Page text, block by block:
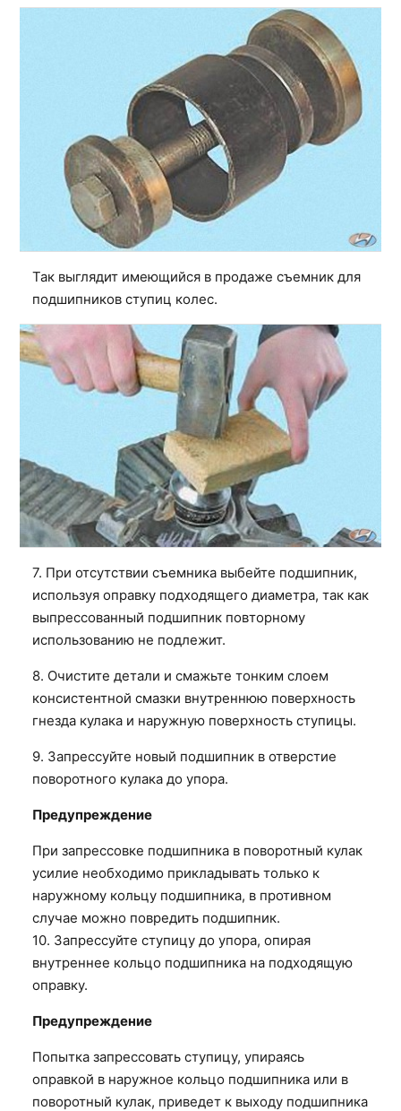
Так выглядит имеющийся в продаже съемник для
подшипников ступиц колес.
7. При отсутствии съемника выбейте подшипник,
используя оправку подходящего диаметра, так как
выпрессованный подшипник повторному
использованию не подлежит.
8. Очистите детали и смажьте тонким слоем
консистентной смазки внутреннюю поверхность
гнезда кулака и наружную поверхность ступицы.
9. Запрессуйте новый подшипник в отверстие
поворотного кулака до упора.
Предупреждение
При запрессовке подшипника в поворотный кулак
усилие необходимо прикладывать только к
наружному кольцу подшипника, в противном
случае можно повредить подшипник.
10. Запрессуйте ступицу до упора, опирая
внутреннее кольцо подшипника на подходящую
оправку.
Предупреждение
Попытка запрессовать ступицу, упираясь
оправкой в наружное кольцо подшипника или в
поворотный кулак, приведет к выходу подшипника